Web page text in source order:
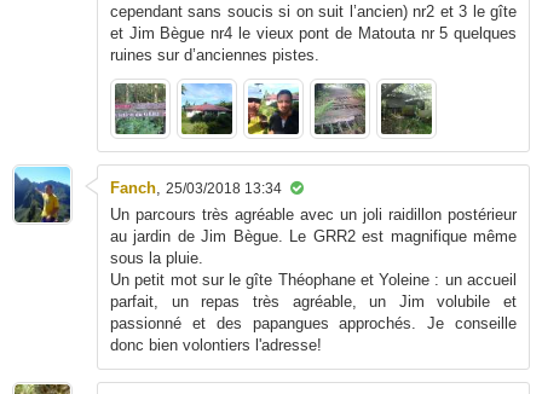
cependant sans soucis si on suit l’ancien) nr2 et 3 le gîte
et Jim Bègue nr4 le vieux pont de Matouta nr 5 quelques
ruines sur d’anciennes pistes.
Fanch 25/03/2018 13:34
Un parcours très agréable avec un joli raidillon postérieur
au jardin de Jim Bègue. Le GRR2 est magnifique même
sous la pluie.
Un petit mot sur le gîte Théophane et Yoleine : un accueil
parfait, un repas très agréable, un Jim volubile et
passionné et des papangues approchés. Je conseille
donc bien volontiers l'adresse!